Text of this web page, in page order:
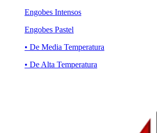
Engobes Intensos
Engobes Pastel
• De Media Temperatura
• De Alta Temperatura